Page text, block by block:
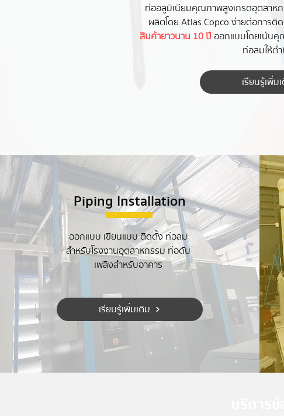
ท่ออลูมิเนียมคุณภาพสูงเกรดอุตสาหก
ผลิตโดย Atlas Copco ง่ายต่อการติ
สินค้ายาวนาน 10 ปีออกแบบโดยเน้นคุ
ท่อลมให้ต่
เรียนรู้เพิ่ม
Piping Installation
ออกแบบ เขียนแบบ ติดตั้ง ท่อลม
สำหรับโรงงานอุตสาหกรรม ท่อดับ
เพลิงสำหรับอาคาร
เรียนรู้เพิ่มเติม